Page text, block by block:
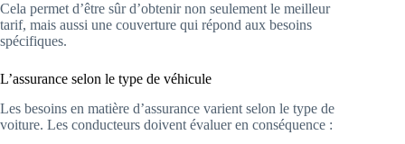
Cela permet d’être sûr d’obtenir non seulement le meilleur
tarif, mais aussi une couverture qui répond aux besoins
spécifiques.
L’assurance selon le type de véhicule
Les besoins en matière d’assurance varient selon le type de
voiture. Les conducteurs doivent évaluer en conséquence :